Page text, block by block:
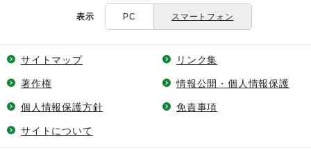
表示 PC スマートフォン
サイトマップ リンク集
著作権 情報公開・個人情報保護
個人情報保護方針 免責事項
サイトについて